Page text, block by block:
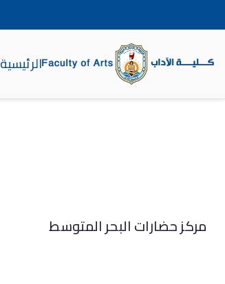
الرئيسية
مركز حضارات البحر المتوسط